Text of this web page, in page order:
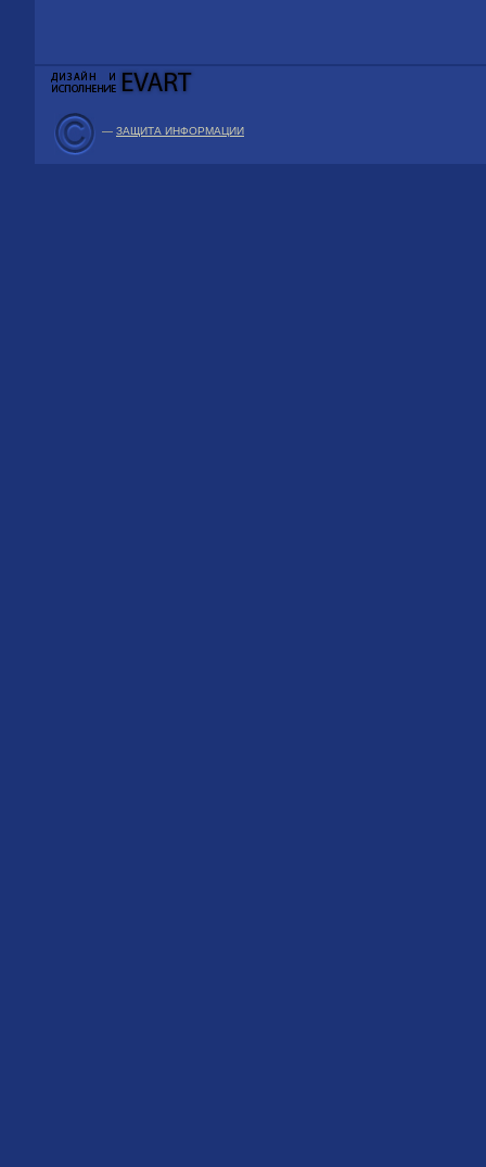
— ЗАЩИТА ИНФОРМАЦИИ